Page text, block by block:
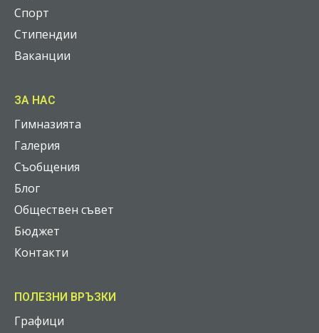
Спорт
Стипендии
Ваканции
ЗА НАС
Гимназията
Галерия
Съобщения
Блог
Обществен съвет
Бюджет
Контакти
ПОЛЕЗНИ ВРЪЗКИ
Графици